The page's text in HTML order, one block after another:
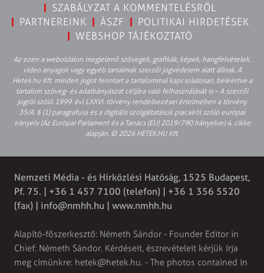
SZABÁLYZAT A KOMMENTELÉSRŐL
PARTNEREINK
ÁSZF
POLITIKAI HIRDETÉSEK
WEBSHOP TÁJÉKOZTATÓ
Az ezen a weboldalon megjelenő szövegek, grafikák, képek, hangfelvételek,
video anyagok vagy egyéb tartalmak szerzői jogvédelem alatt állnak. A
Hetek.hu Kft. minden jogot fenntart a tartalommal kapcsolatosan, beleértve a
tartalom szöveg- és adatbányászat céljára való felhasználását is – A szerzői
jogról szóló 1999. évi LXXVI. törvény rendelkezései értelmében a törvény
35/A. § (1) paragrafusa és a digitális szolgáltatások piacairól szóló európai
irányelv (Az Európai Parlament és a Tanács (EU) 2019/790 Irányelve) 4. cikke
alapján. © 2026 HETEK.HU Kft.
Nemzeti Média - és Hírközlési Hatóság, 1525 Budapest,
Pf. 75. | +36 1 457 7100 (telefon) | +36 1 356 5520
(fax) | info@nmhh.hu | www.nmhh.hu
Alapító-főszerkesztő: Németh Sándor - Founder Editor in
Chief: Németh Sándor. Kérdéseit, észrevételeit kérjük írja
meg címünkre: hetek@hetek.hu. - The photos contained in